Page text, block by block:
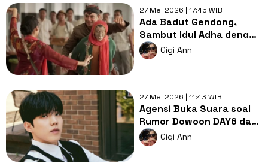
27 Mei 2026 | 17:45 WIB
Ada Badut Gendong,
Sambut Idul Adha dengan
5 Film Baru di Bioskop!
Gigi Ann
27 Mei 2026 | 11:43 WIB
Agensi Buka Suara soal
Rumor Dowoon DAY6 dan
Influencer: Tak Mau
Komentar
Gigi Ann